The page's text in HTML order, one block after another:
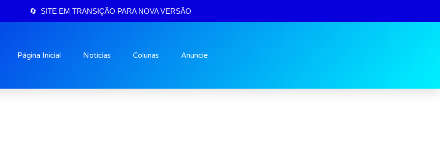
🔄 SITE EM TRANSIÇÃO PARA NOVA VERSÃO
Página Inicial Notícias Colunas Anuncie